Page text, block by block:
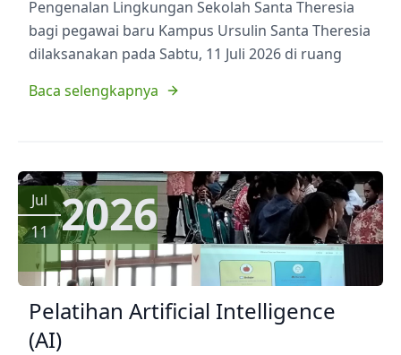
Pengenalan Lingkungan Sekolah Santa Theresia
bagi pegawai baru Kampus Ursulin Santa Theresia
dilaksanakan pada Sabtu, 11 Juli 2026 di ruang
Baca selengkapnya
Jul
11 2026
Pelatihan Artificial Intelligence
(AI)